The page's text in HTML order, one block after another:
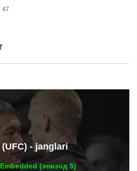
47
- janglari
(эпизод 5)